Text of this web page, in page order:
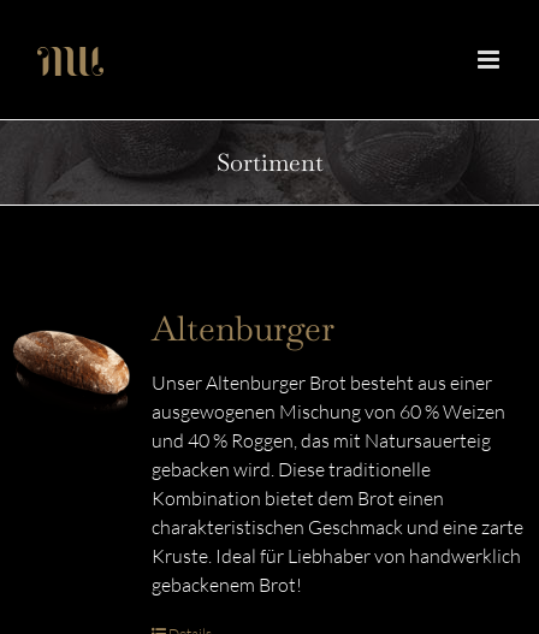
Inhalt
springen
Sortiment
Altenburger
Unser Altenburger Brot besteht aus einer
ausgewogenen Mischung von 60 % Weizen
und 40 % Roggen, das mit Natursauerteig
gebacken wird. Diese traditionelle
Kombination bietet dem Brot einen
charakteristischen Geschmack und eine zarte
Kruste. Ideal für Liebhaber von handwerklich
gebackenem Brot!